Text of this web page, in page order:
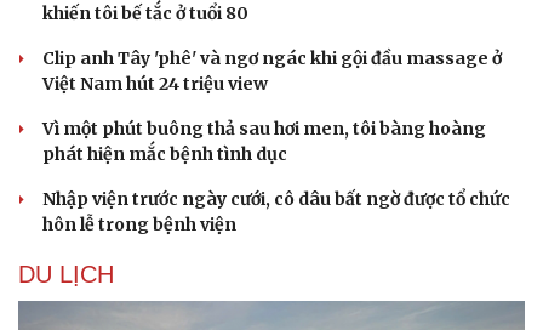
khiến tôi bế tắc ở tuổi 80
Clip anh Tây 'phê' và ngơ ngác khi gội đầu massage ở
Việt Nam hút 24 triệu view
Vì một phút buông thả sau hơi men, tôi bàng hoàng
phát hiện mắc bệnh tình dục
Nhập viện trước ngày cưới, cô dâu bất ngờ được tổ chức
hôn lễ trong bệnh viện
DU LỊCH